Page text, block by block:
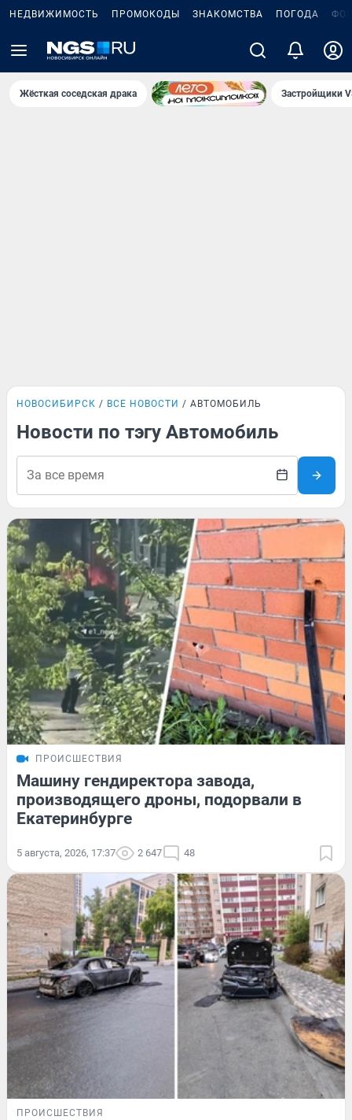
НЕДВИЖИМОСТЬ ПРОМОКОДЫ ЗНАКОМСТВА ПОГОДА
Жёсткая соседская драка Застройщики
НОВОСИБИРСК ВСЕ НОВОСТИ АВТОМОБИЛЬ
Новости по тэгу Автомобиль
ПРОИСШЕСТВИЯ
Машину гендиректора завода,
производящего дроны, подорвали в
Екатеринбурге
5 августа, 2026, 17:37 2 647 48
ПРОИСШЕСТВИЯ